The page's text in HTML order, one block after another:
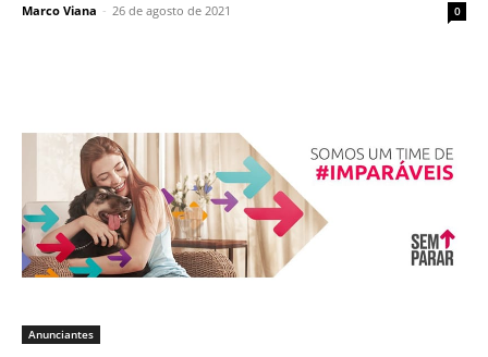
Marco Viana - 26 de agosto de 2021 0
Anunciantes